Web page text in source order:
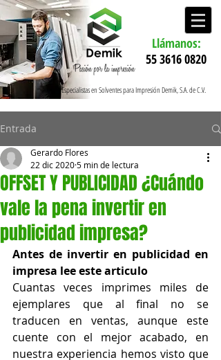
Llámanos:
55 3616 0820
Especialistas en Solventes para Impresión Demik, S.A. de C.V.
Entrada
OFFSET Y PUBLICIDAD ¿Cuándo
vale la pena invertir en
publicidad impresa?
Gerardo Flores
22 dic 20205 min de lectura
Antes de invertir en publicidad en
impresa lee este articulo
Cuantas veces imprimes miles de
ejemplares que al final no se
traducen en ventas, aunque este
cuente con el mejor acabado, en
nuestra experiencia hemos visto que